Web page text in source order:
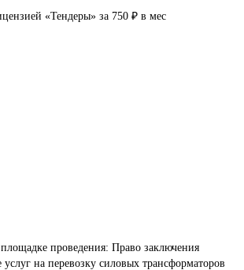
«Тендеры» за 750 ₽ в мес
проведения: Право заключения
услуг на перевозку силовых трансформаторов